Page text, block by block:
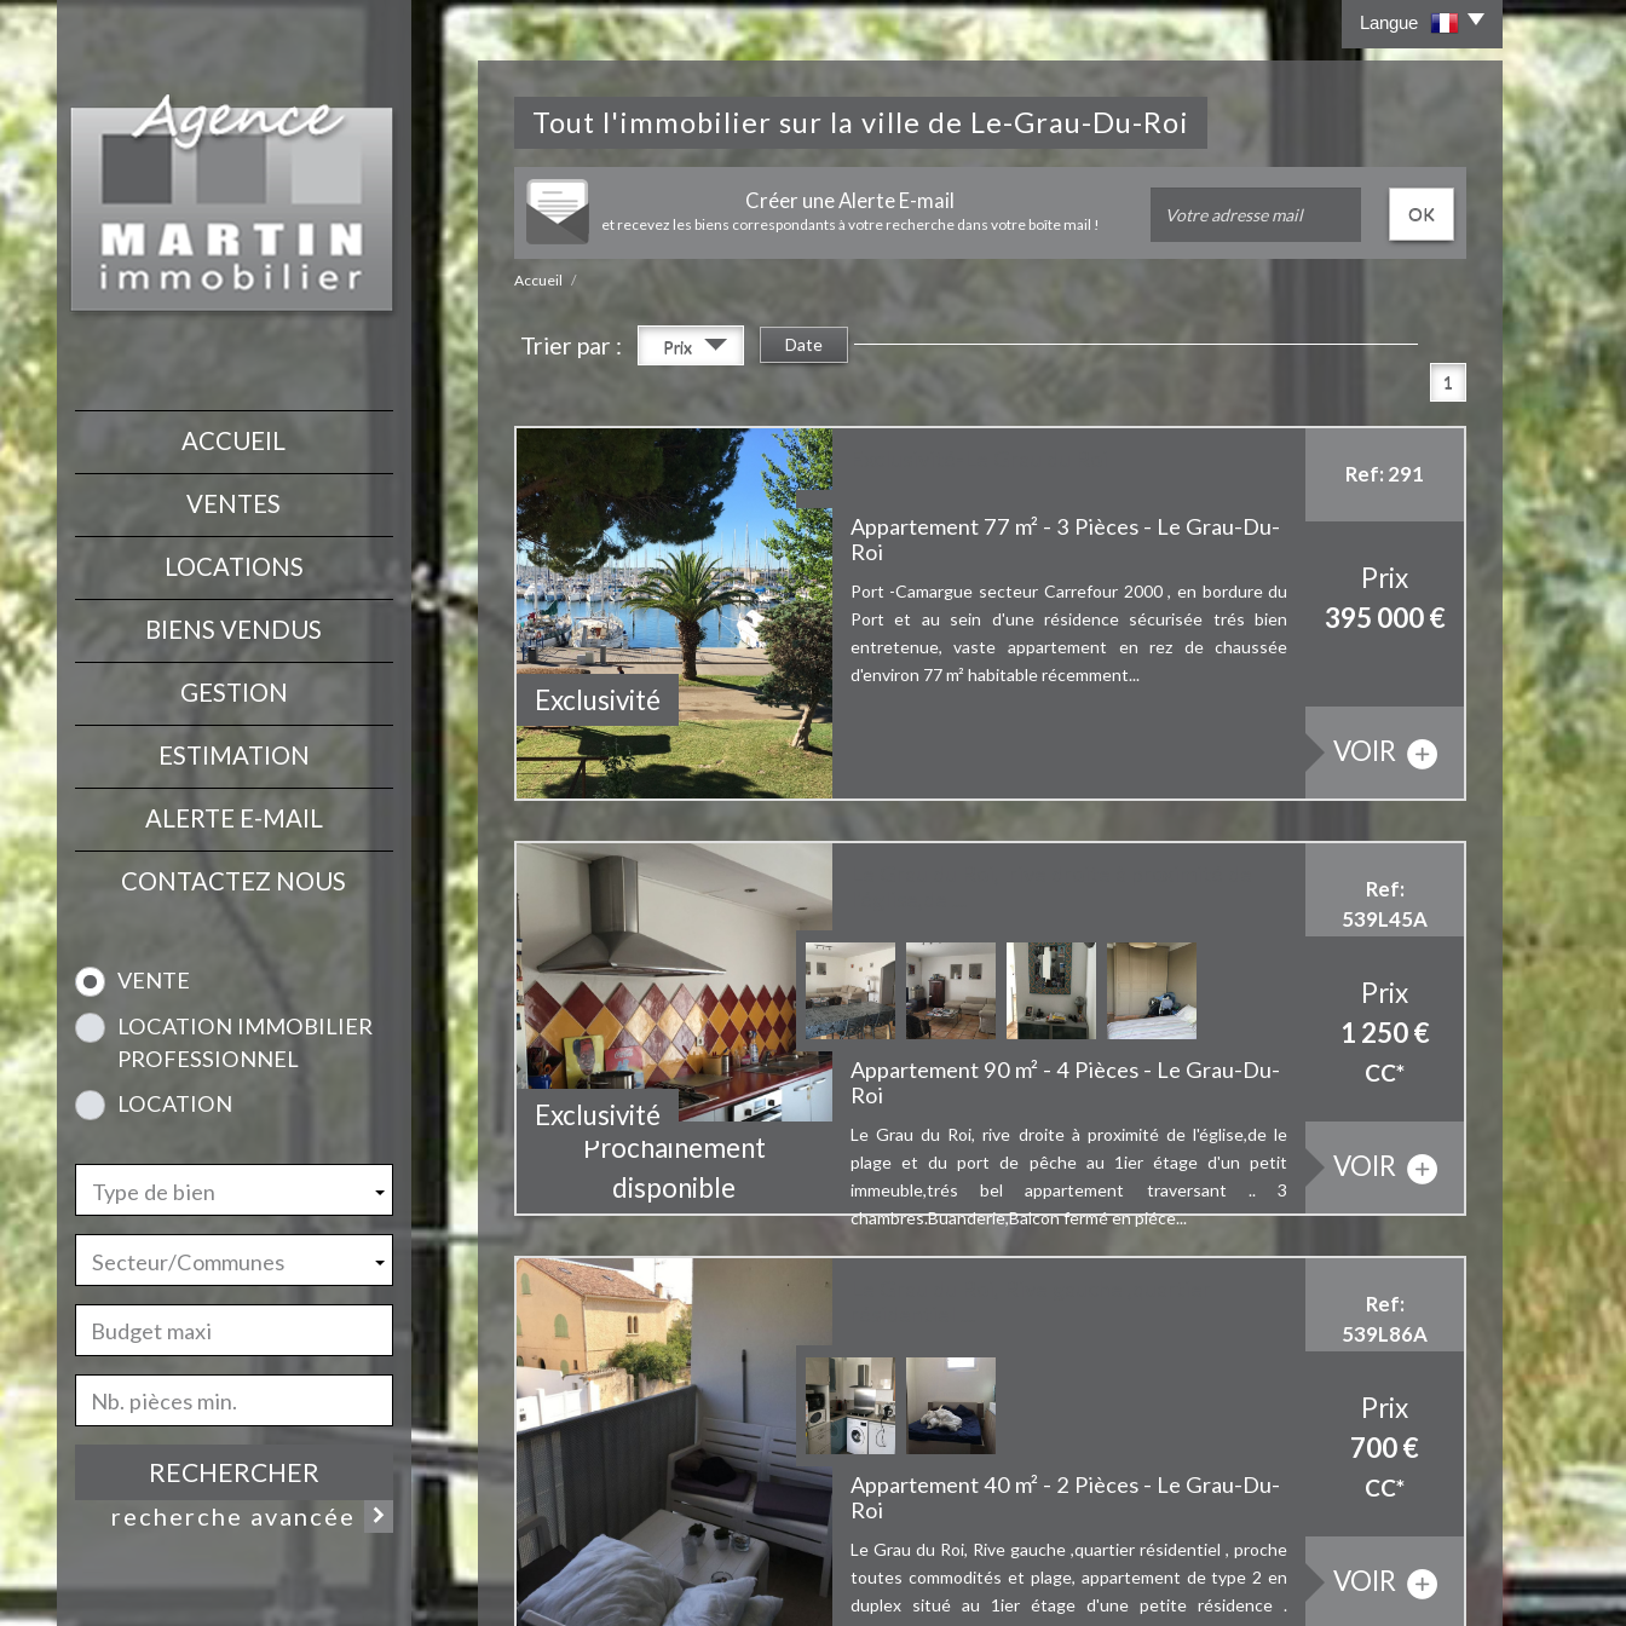
ACCUEIL
VENTES
LOCATIONS
BIENS VENDUS
GESTION
ESTIMATION
ALERTE E-MAIL
CONTACTEZ NOUS
VENTE
LOCATION IMMOBILIER
PROFESSIONNEL
LOCATION
Type de bien
Secteur/Communes
RECHERCHER
recherche avancée
Langue
Tout l'immobilier sur la ville de Le-Grau-Du-Roi
Créer une Alerte E-mail
et recevez les biens correspondants à votre recherche dans votre boîte mail !
OK
Accueil
Trier par : Prix
Date
1
Exclusivité
Appartement 77 m² - 3 Pièces - Le Grau-Du-
Roi
Port -Camargue secteur Carrefour 2000 , en bordure du
Port et au sein d'une résidence sécurisée trés bien
entretenue, vaste appartement en rez de chaussée
d'environ 77 m² habitable récemment...
Ref: 291
Prix
395 000€
VOIR
Prochainement
disponible
Exclusivité
Appartement 90 m² - 4 Pièces - Le Grau-Du-
Roi
Le Grau du Roi, rive droite à proximité de l'église,de le
plage et du port de pêche au 1ier étage d'un petit
immeuble,trés bel appartement traversant .. 3
chambres.Buanderie,Balcon fermé en piéce...
Ref:
539L45A
Prix
1 250 €
CC*
VOIR
Appartement 40 m² - 2 Pièces - Le Grau-Du-
Roi
Le Grau du Roi, Rive gauche ,quartier résidentiel , proche
toutes commodités et plage, appartement de type 2 en
duplex situé au 1ier étage d'une petite résidence .
Ref:
539L86A
Prix
700 €
CC*
VOIR